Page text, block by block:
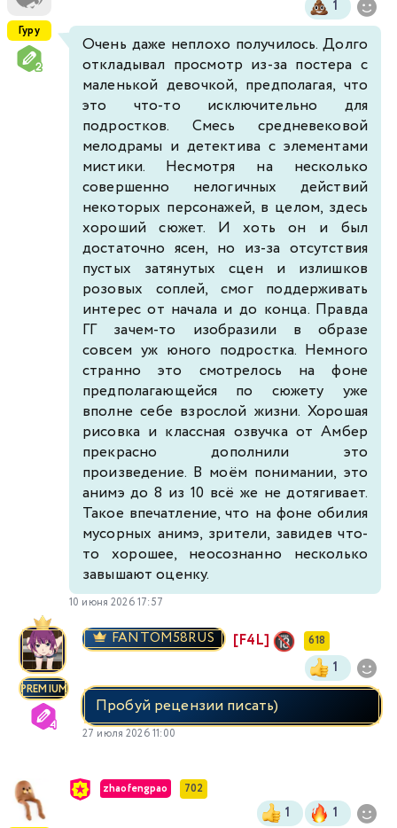
Гуру
1
Очень даже неплохо получилось. Долго
откладывал просмотр из-за постера с
маленькой девочкой, предполагая, что
это что-то исключительно для
подростков. Смесь средневековой
мелодрамы и детектива с элементами
мистики. Несмотря на несколько
совершенно нелогичных действий
некоторых персонажей, в целом, здесь
хороший сюжет. И хоть он и был
достаточно ясен, но из-за отсутствия
пустых затянутых сцен и излишков
розовых соплей, смог поддерживать
интерес от начала и до конца. Правда
ГГ зачем-то изобразили в образе
совсем уж юного подростка. Немного
странно это смотрелось на фоне
предполагающейся по сюжету уже
вполне себе взрослой жизни. Хорошая
рисовка и классная озвучка от Амбер
прекрасно дополнили это
произведение. В моём понимании, это
анимэ до 8 из 10 всё же не дотягивает.
Такое впечатление, что на фоне обилия
мусорных анимэ, зрители, завидев что-
то хорошее, неосознанно несколько
завышают оценку.
10 июня 2026 17:57
PREMIUM
FANTOM58RUS [F4L] 618
1
Пробуй рецензии писать)
27 июля 2026 11:00
zhaofengpao 702
1 1